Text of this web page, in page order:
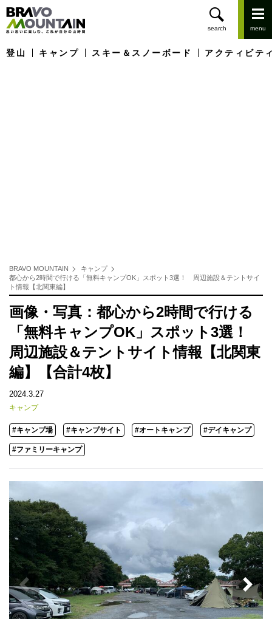
登山 キャンプ スキー＆スノーボード アクティビテ
BRAVO MOUNTAIN
キャンプ
都心から2時間で行ける「無料キャンプOK」スポット3選！ 周辺施設＆テントサイ
ト情報【北関東編】
画像・写真：都心から2時間で行ける
「無料キャンプOK」スポット3選！
周辺施設＆テントサイト情報【北関東
編】【合計4枚】
2024.3.27
キャンプ
#キャンプ場 #キャンプサイト #オートキャンプ #デイキャンプ
#ファミリーキャンプ